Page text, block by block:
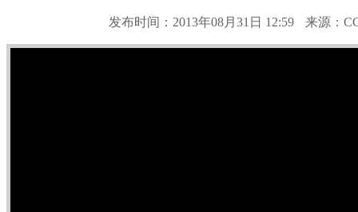
发布时间：2013年08月31日 12:59 来源：